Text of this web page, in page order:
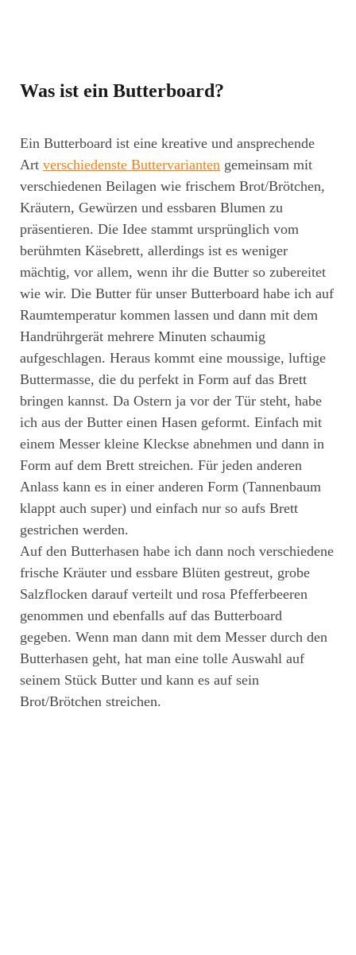
Was ist ein Butterboard?
Ein Butterboard ist eine kreative und ansprechende
Art verschiedenste Buttervarianten gemeinsam mit
verschiedenen Beilagen wie frischem Brot/Brötchen,
Kräutern, Gewürzen und essbaren Blumen zu
präsentieren. Die Idee stammt ursprünglich vom
berühmten Käsebrett, allerdings ist es weniger
mächtig, vor allem, wenn ihr die Butter so zubereitet
wie wir. Die Butter für unser Butterboard habe ich auf
Raumtemperatur kommen lassen und dann mit dem
Handrührgerät mehrere Minuten schaumig
aufgeschlagen. Heraus kommt eine moussige, luftige
Buttermasse, die du perfekt in Form auf das Brett
bringen kannst. Da Ostern ja vor der Tür steht, habe
ich aus der Butter einen Hasen geformt. Einfach mit
einem Messer kleine Kleckse abnehmen und dann in
Form auf dem Brett streichen. Für jeden anderen
Anlass kann es in einer anderen Form (Tannenbaum
klappt auch super) und einfach nur so aufs Brett
gestrichen werden.
Auf den Butterhasen habe ich dann noch verschiedene
frische Kräuter und essbare Blüten gestreut, grobe
Salzflocken darauf verteilt und rosa Pfefferbeeren
genommen und ebenfalls auf das Butterboard
gegeben. Wenn man dann mit dem Messer durch den
Butterhasen geht, hat man eine tolle Auswahl auf
seinem Stück Butter und kann es auf sein
Brot/Brötchen streichen.